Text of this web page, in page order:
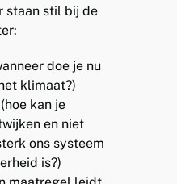
staan stil bij de
doe je nu
klimaat?)
kan je
en niet
ons systeem
is?)